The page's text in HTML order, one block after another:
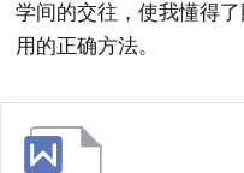
学间的交往，使我懂得
用的正确方法。